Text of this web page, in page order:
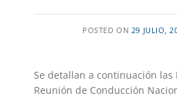
POSTED ON 29 JULIO,
Se detallan a continuación las
Reunión de Conducción